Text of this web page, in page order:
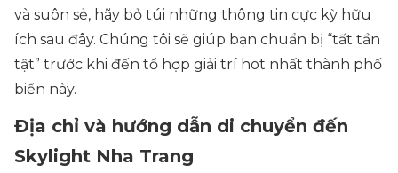
và suôn sẻ, hãy bỏ túi những thông tin cực kỳ hữu
ích sau đây. Chúng tôi sẽ giúp bạn chuẩn bị “tất tần
tật” trước khi đến tổ hợp giải trí hot nhất thành phố
biển này.
Địa chỉ và hướng dẫn di chuyển đến
Skylight Nha Trang